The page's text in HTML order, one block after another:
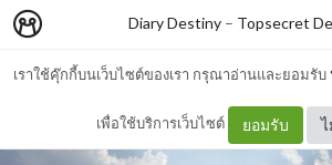
เราใช้คุ๊กกี้บนเว็บไซต์ของเรา กรุณาอ่านและยอมรับ
เพื่อใช้บริการเว็บไซต์ ยอมรับ
Diary Destiny – Topsecret